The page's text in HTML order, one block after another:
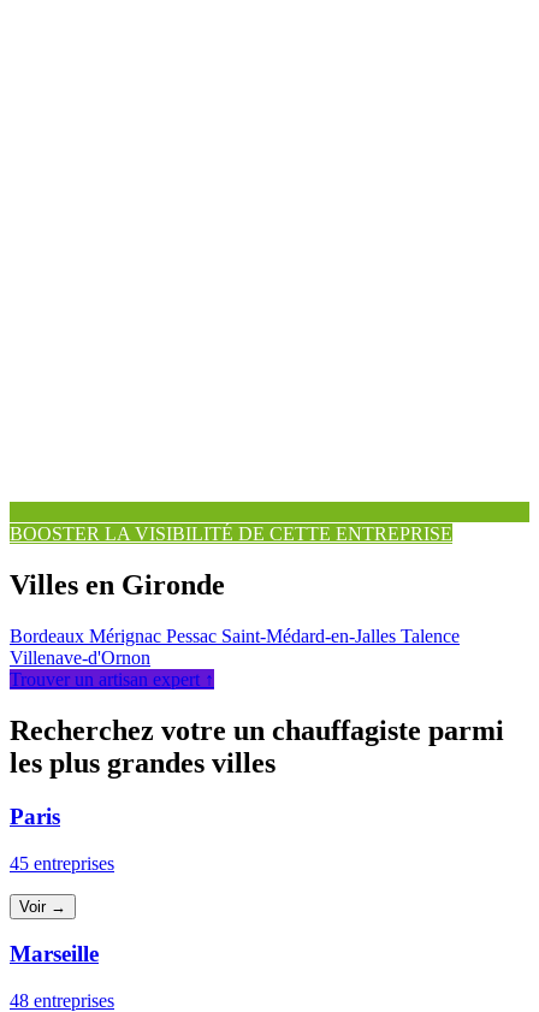
BOOSTER LA VISIBILITÉ DE CETTE ENTREPRISE
Villes en Gironde
Bordeaux Mérignac Pessac Saint-Médard-en-Jalles Talence
Villenave-d'Ornon
Trouver un artisan expert ↑
Recherchez votre un chauffagiste parmi
les plus grandes villes
Paris
45 entreprises
Voir →
Marseille
48 entreprises